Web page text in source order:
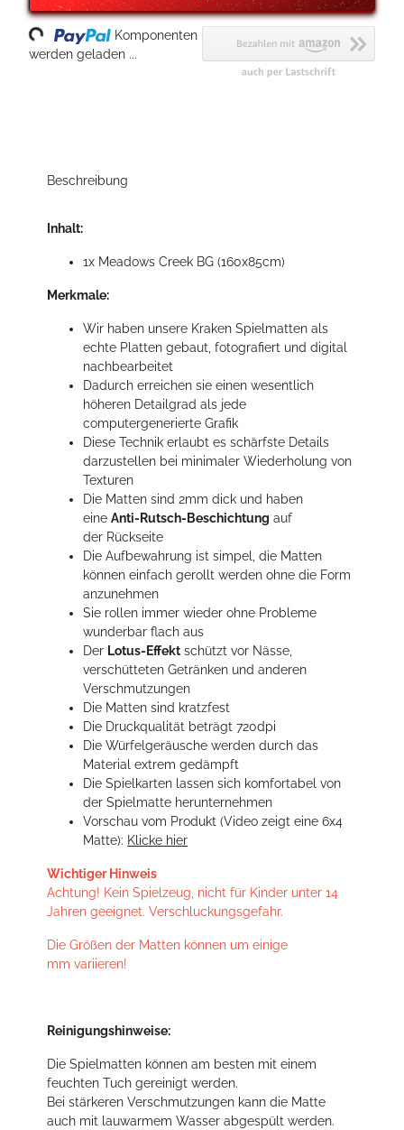
Komponenten
werden geladen ...
Beschreibung
Inhalt:
1x Meadows Creek BG (160x85cm)
Merkmale:
Wir haben unsere Kraken Spielmatten als
echte Platten gebaut, fotografiert und digital
nachbearbeitet
Dadurch erreichen sie einen wesentlich
höheren Detailgrad als jede
computergenerierte Grafik
Diese Technik erlaubt es schärfste Details
darzustellen bei minimaler Wiederholung von
Texturen
Die Matten sind 2mm dick und haben
eine Anti-Rutsch-Beschichtung auf
der Rückseite
Die Aufbewahrung ist simpel, die Matten
können einfach gerollt werden ohne die Form
anzunehmen
Sie rollen immer wieder ohne Probleme
wunderbar flach aus
Der Lotus-Effekt schützt vor Nässe,
verschütteten Getränken und anderen
Verschmutzungen
Die Matten sind kratzfest
Die Druckqualität beträgt 720dpi
Die Würfelgeräusche werden durch das
Material extrem gedämpft
Die Spielkarten lassen sich komfortabel von
der Spielmatte herunternehmen
Vorschau vom Produkt (Video zeigt eine 6x4
Matte): Klicke hier
Wichtiger Hinweis
Achtung! Kein Spielzeug, nicht für Kinder unter 14
Jahren geeignet. Verschluckungsgefahr.
Die Größen der Matten können um einige
mm variieren!
Reinigungshinweise:
Die Spielmatten können am besten mit einem
feuchten Tuch gereinigt werden.
Bei stärkeren Verschmutzungen kann die Matte
auch mit lauwarmem Wasser abgespült werden.